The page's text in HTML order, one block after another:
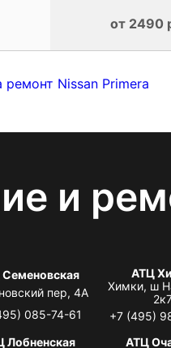
от 2490
Nissan Primera
и
пер, 4А
085-74-61
АТЦ
Химки, ш
+7 (495)
Лобненская
АТЦ